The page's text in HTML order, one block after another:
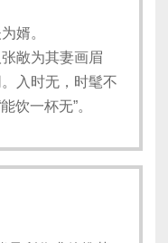
婿。
敞为其妻画眉
入时无，时髦不
饮一杯无”。